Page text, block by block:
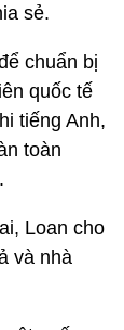
sẻ.
chuẩn bị
quốc tế
tiếng Anh,
toàn
Loan cho
và nhà